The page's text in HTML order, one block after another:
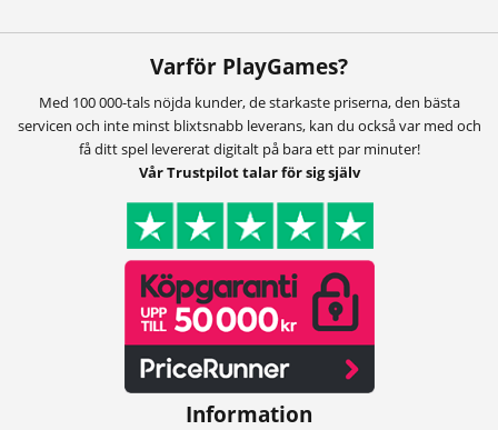
Varför PlayGames?
Med 100 000-tals nöjda kunder, de starkaste priserna, den bästa
servicen och inte minst blixtsnabb leverans, kan du också var med och
få ditt spel levererat digitalt på bara ett par minuter!
Vår Trustpilot talar för sig själv
Information